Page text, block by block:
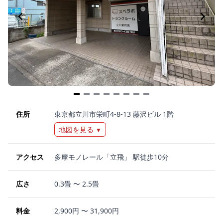
住所
東京都立川市栄町4-8-13 藤沢ビル 1階
地図を見る ▼
アクセス 多摩モノレール「立飛」 駅徒歩10分
広さ 0.3畳 〜 2.5畳
料金 2,900円 〜 31,900円